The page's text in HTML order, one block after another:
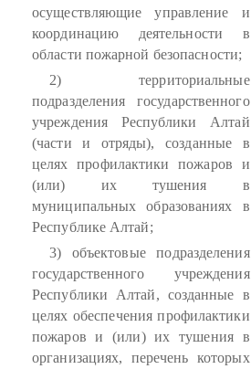
осуществляющие управление и
координацию деятельности в
области пожарной безопасности;
2) территориальные
подразделения государственного
учреждения Республики Алтай
(части и отряды), созданные в
целях профилактики пожаров и
(или) их тушения в
муниципальных образованиях в
Республике Алтай;
3) объектовые подразделения
государственного учреждения
Республики Алтай, созданные в
целях обеспечения профилактики
пожаров и (или) их тушения в
организациях, перечень которых